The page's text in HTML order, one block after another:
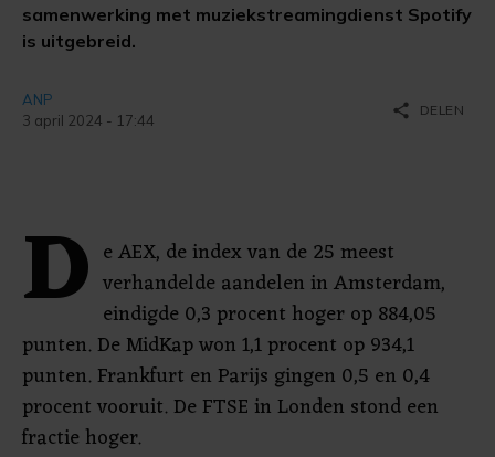
samenwerking met muziekstreamingdienst Spotify
is uitgebreid.
ANP
3 april 2024 - 17:44
share DELEN
D e AEX, de index van de 25 meest
verhandelde aandelen in Amsterdam,
eindigde 0,3 procent hoger op 884,05
punten. De MidKap won 1,1 procent op 934,1
punten. Frankfurt en Parijs gingen 0,5 en 0,4
procent vooruit. De FTSE in Londen stond een
fractie hoger.